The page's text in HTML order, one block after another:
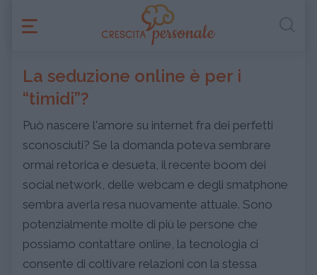
La seduzione online è per i
“timidi”?
Può nascere l'amore su internet fra dei perfetti
sconosciuti? Se la domanda poteva sembrare
ormai retorica e desueta, il recente boom dei
social network, delle webcam e degli smatphone
sembra averla resa nuovamente attuale. Sono
potenzialmente molte di più le persone che
possiamo contattare online, la tecnologia ci
consente di coltivare relazioni con la stessa